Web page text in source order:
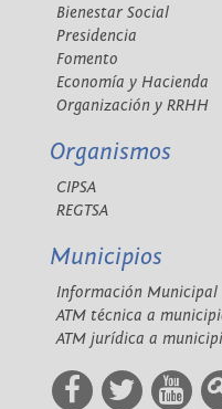
Bienestar Social
Presidencia
Fomento
Economía y Hacienda
Organización y RRHH
Organismos
CIPSA
REGTSA
Municipios
Información Municipal
ATM técnica a
ATM jurídica a